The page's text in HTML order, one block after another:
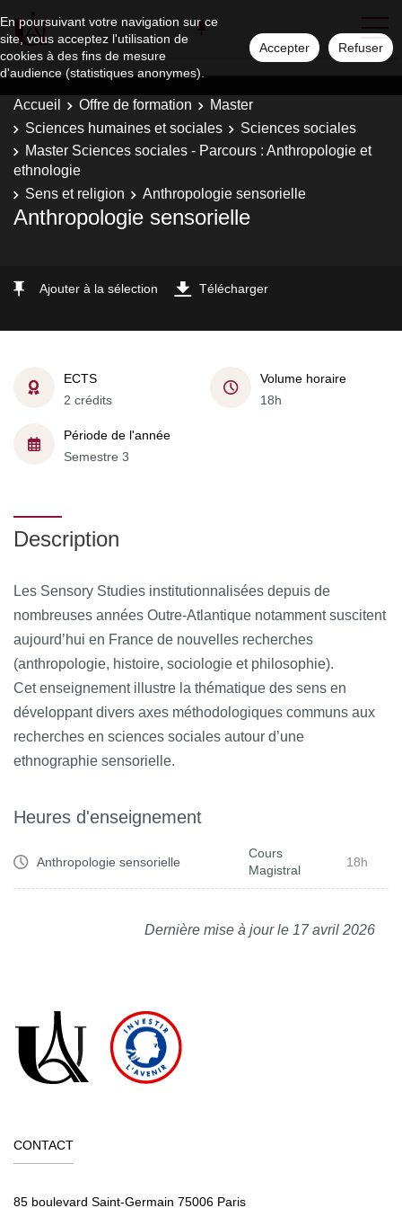
En poursuivant votre navigation sur ce
site, vous acceptez l'utilisation de
cookies à des fins de mesure
d'audience (statistiques anonymes).
Accepter Refuser
Accueil Offre de formation
Master
Sciences humaines et sociales
Sciences sociales
Master Sciences sociales - Parcours : Anthropologie et
ethnologie
Sens et religion
Anthropologie sensorielle
Anthropologie sensorielle
Ajouter à la sélection Télécharger
ECTS
2 crédits
Volume horaire
18h
Période de l'année
Semestre 3
Description
Les Sensory Studies institutionnalisées depuis de
nombreuses années Outre-Atlantique notamment suscitent
aujourd’hui en France de nouvelles recherches
(anthropologie, histoire, sociologie et philosophie).
Cet enseignement illustre la thématique des sens en
développant divers axes méthodologiques communs aux
recherches en sciences sociales autour d’une
ethnographie sensorielle.
Heures d'enseignement
Anthropologie sensorielle
Cours
Magistral
18h
Dernière mise à jour le 17 avril 2026
CONTACT
85 boulevard Saint-Germain 75006 Paris